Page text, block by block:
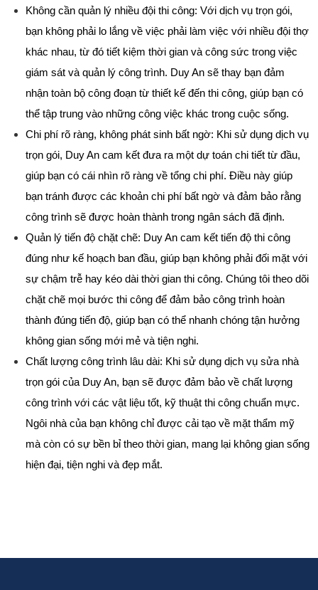
Không cần quản lý nhiều đội thi công: Với dịch vụ trọn gói,
bạn không phải lo lắng về việc phải làm việc với nhiều đội thợ
khác nhau, từ đó tiết kiệm thời gian và công sức trong việc
giám sát và quản lý công trình. Duy An sẽ thay bạn đảm
nhận toàn bộ công đoạn từ thiết kế đến thi công, giúp bạn có
thể tập trung vào những công việc khác trong cuộc sống.
Chi phí rõ ràng, không phát sinh bất ngờ: Khi sử dụng dịch vụ
trọn gói, Duy An cam kết đưa ra một dự toán chi tiết từ đầu,
giúp bạn có cái nhìn rõ ràng về tổng chi phí. Điều này giúp
bạn tránh được các khoản chi phí bất ngờ và đảm bảo rằng
công trình sẽ được hoàn thành trong ngân sách đã định.
Quản lý tiến độ chặt chẽ: Duy An cam kết tiến độ thi công
đúng như kế hoạch ban đầu, giúp bạn không phải đối mặt với
sự chậm trễ hay kéo dài thời gian thi công. Chúng tôi theo dõi
chặt chẽ mọi bước thi công để đảm bảo công trình hoàn
thành đúng tiến độ, giúp bạn có thể nhanh chóng tận hưởng
không gian sống mới mẻ và tiện nghi.
Chất lượng công trình lâu dài: Khi sử dụng dịch vụ sửa nhà
trọn gói của Duy An, bạn sẽ được đảm bảo về chất lượng
công trình với các vật liệu tốt, kỹ thuật thi công chuẩn mực.
Ngôi nhà của bạn không chỉ được cải tạo về mặt thẩm mỹ
mà còn có sự bền bỉ theo thời gian, mang lại không gian sống
hiện đại, tiện nghi và đẹp mắt.